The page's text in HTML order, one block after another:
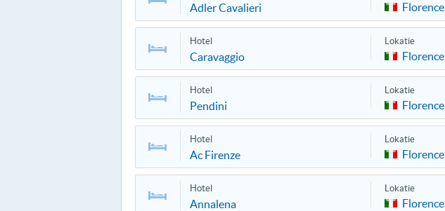
Adler Cavalieri Florence
Hotel
Caravaggio
Lokatie
Florence
Hotel
Pendini
Lokatie
Florence
Hotel
Ac Firenze
Lokatie
Florence
Hotel
Annalena
Lokatie
Florence